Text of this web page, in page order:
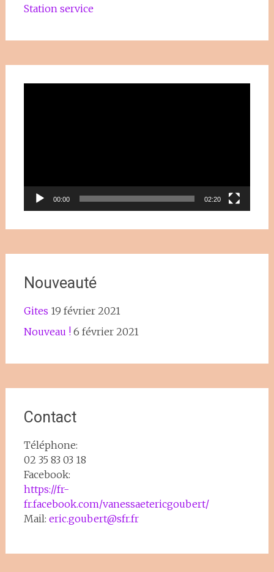
Station service
00:00 02:20
Nouveauté
Gites 19 février 2021
Nouveau ! 6 février 2021
Contact
Téléphone:
02 35 83 03 18
Facebook:
https://fr-
fr.facebook.com/vanessaetericgoubert/
Mail: eric.goubert@sfr.fr